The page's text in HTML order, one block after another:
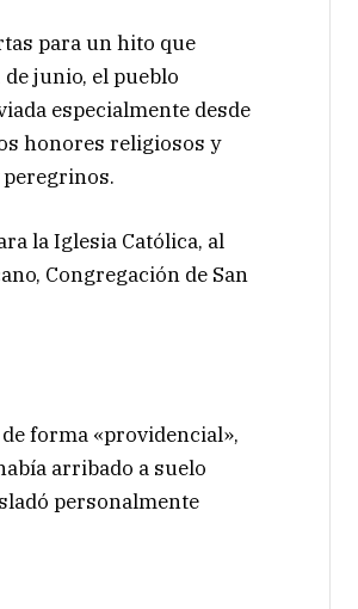
para un hito que
junio, el pueblo
especialmente desde
honores religiosos y
la Iglesia Católica, al
Congregación de San
forma «providencial»,
arribado a suelo
personalmente